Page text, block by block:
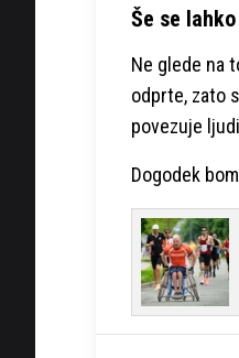
Še se
Ne glede na
odprte, zato
povezuje
Dogodek